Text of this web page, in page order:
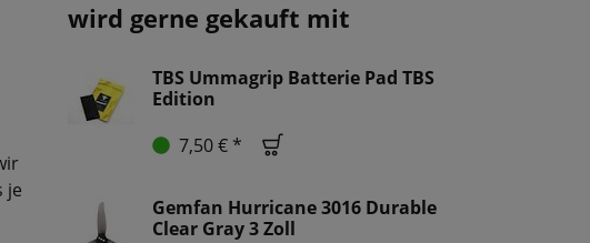
je
wird gerne gekauft mit
TBS Ummagrip Batterie Pad TBS
Edition
7,50 € *
Gemfan Hurricane 3016 Durable
Clear Gray 3 Zoll